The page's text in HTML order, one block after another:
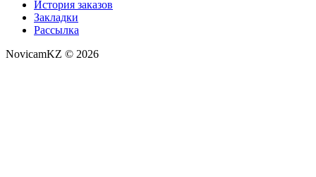
История заказов
Закладки
Рассылка
NovicamKZ © 2026